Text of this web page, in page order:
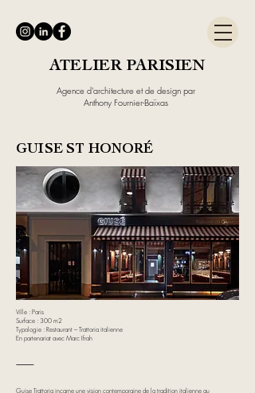
ATELIER PARISIEN
Agence d'architecture et de design par
Anthony Fournier-Baïxas
GUISE ST HONORÉ
Ville : Paris
Surface : 300 m2
Typologie : Restaurant – Trattoria italienne
En partenariat avec Marc Ifrah
⸻
Guise Trattoria incarne une vision contemporaine de la tradition italienne au